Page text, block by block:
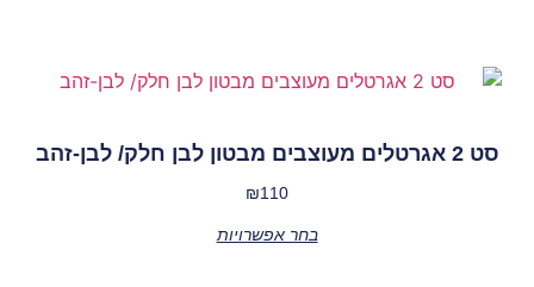
סט 2 אגרטלים מעוצבים מבטון לבן חלק/ לבן-זהב
₪110
בחר אפשרויות